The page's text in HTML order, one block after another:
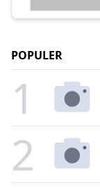
POPULER
1
2